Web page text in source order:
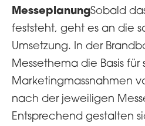
MesseplanungSobald
feststeht, geht es an die
Umsetzung. In der
Messethema die Basis für
Marketingmassnahmen
nach der jeweiligen
Entsprechend gestalten